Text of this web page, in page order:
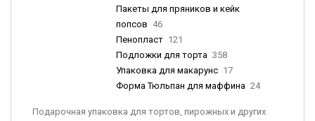
Пакеты для пряников и кейк
попсов 46
Пенопласт 121
Подложки для торта 358
Упаковка для макарунс 17
Форма Тюльпан для маффина 24
Подарочная упаковка для тортов, пирожных и других